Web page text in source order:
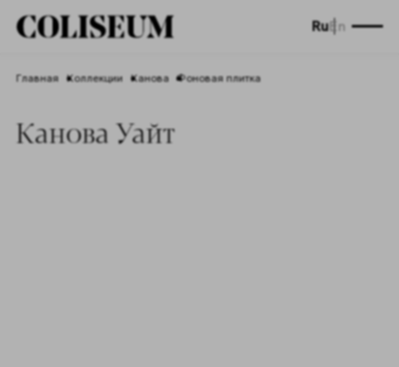
RuEn
Главная Коллекции Канова Фоновая плитка
Канова Уайт